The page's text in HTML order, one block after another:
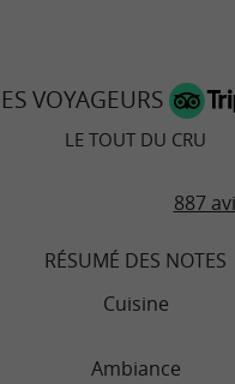
VOYAGEURS
LE TOUT DU CRU
887
RÉSUMÉ DES NOTES
Cuisine
Ambiance